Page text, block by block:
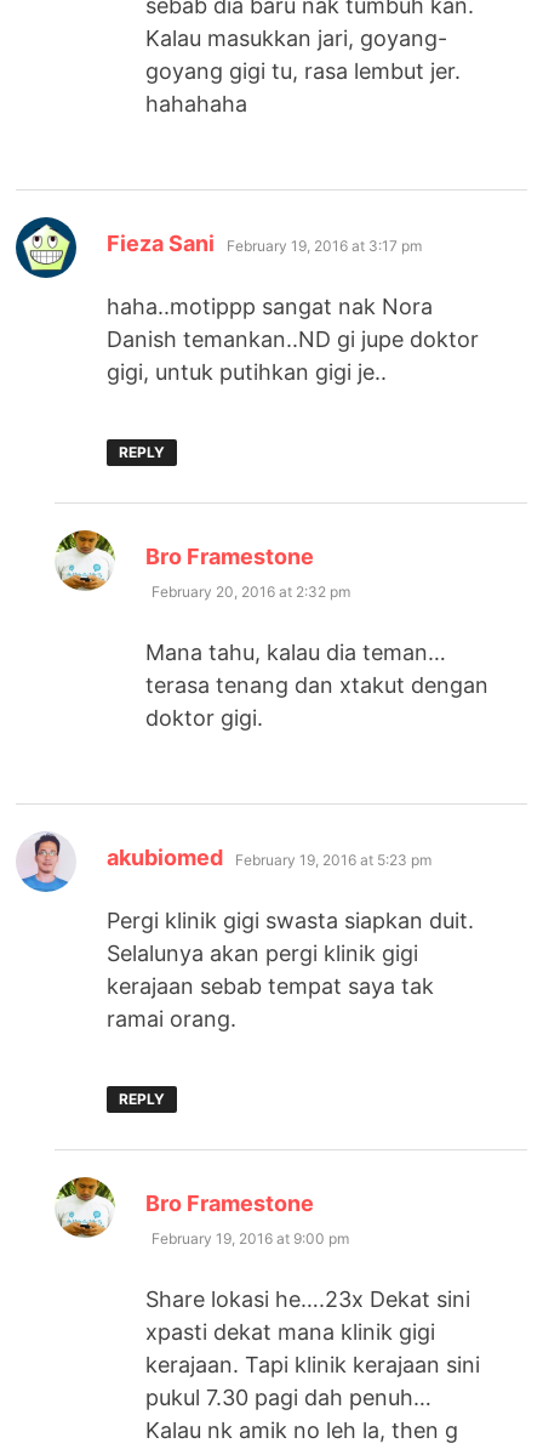
sebab dia baru nak tumbuh kan.
Kalau masukkan jari, goyang-
goyang gigi tu, rasa lembut jer.
hahahaha
Fieza Sani says:
February 19, 2016 at 3:17 pm
haha..motippp sangat nak Nora
Danish temankan..ND gi jupe doktor
gigi, untuk putihkan gigi je..
REPLY
Bro Framestone
February 20, 2016 at 2:32 pm
Mana tahu, kalau dia teman…
terasa tenang dan xtakut dengan
doktor gigi.
akubiomed says:
February 19, 2016 at 5:23 pm
Pergi klinik gigi swasta siapkan duit.
Selalunya akan pergi klinik gigi
kerajaan sebab tempat saya tak
ramai orang.
REPLY
Bro Framestone
February 19, 2016 at 9:00 pm
Share lokasi he….23x Dekat sini
xpasti dekat mana klinik gigi
kerajaan. Tapi klinik kerajaan sini
pukul 7.30 pagi dah penuh…
Kalau nk amik no leh la, then g